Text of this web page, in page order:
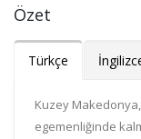
Özet
Türkçe
Kuzey
egemenliğinde